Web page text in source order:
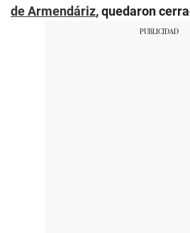
de Armendáriz, quedaron